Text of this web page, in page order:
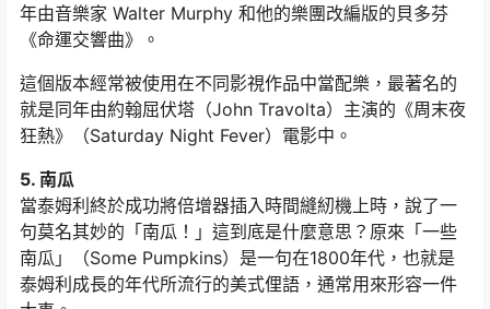
年由音樂家 Walter Murphy 和他的樂團改編版的貝多芬
《命運交響曲》。
這個版本經常被使用在不同影視作品中當配樂，最著名的
就是同年由約翰屈伏塔（John Travolta）主演的《周末夜
狂熱》（Saturday Night Fever）電影中。
5. 南瓜
當泰姆利終於成功將倍增器插入時間縫紉機上時，說了一
句莫名其妙的「南瓜！」這到底是什麼意思？原來「一些
南瓜」（Some Pumpkins）是一句在1800年代，也就是
泰姆利成長的年代所流行的美式俚語，通常用來形容一件